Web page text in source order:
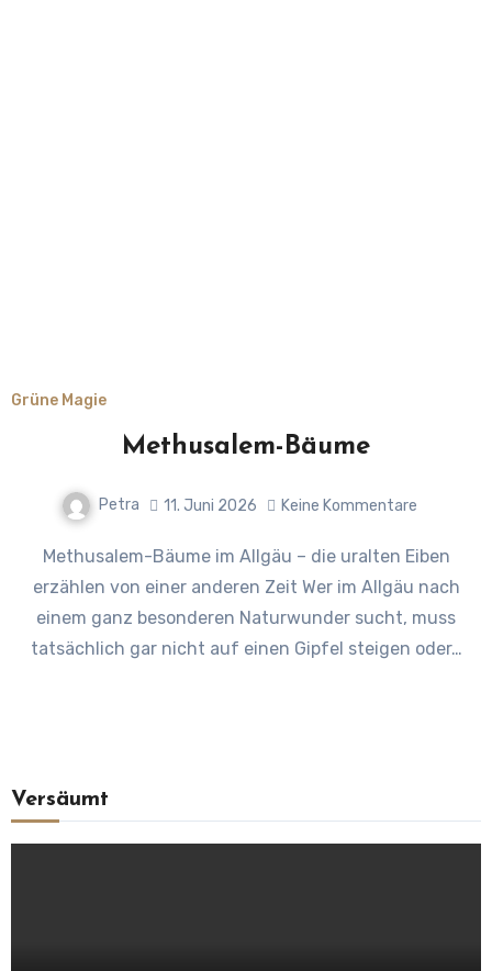
Grüne Magie
Methusalem-Bäume
Petra 11. Juni 2026 Keine Kommentare
Methusalem-Bäume im Allgäu – die uralten Eiben
erzählen von einer anderen Zeit Wer im Allgäu nach
einem ganz besonderen Naturwunder sucht, muss
tatsächlich gar nicht auf einen Gipfel steigen oder…
Versäumt